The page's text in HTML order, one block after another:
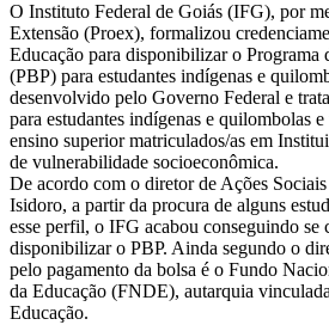
O Instituto Federal de Goiás (IFG), por
Extensão (Proex), formalizou
Educação para disponibilizar o Programa
(PBP) para estudantes indígenas e
desenvolvido pelo Governo Federal e
para estudantes indígenas e quilombolas
ensino superior matriculados/as em
de vulnerabilidade socioeconômica.
De acordo com o diretor de Ações
Isidoro, a partir da procura de alguns
esse perfil, o IFG acabou conseguindo se
disponibilizar o PBP. Ainda segundo o
pelo pagamento da bolsa é o Fundo
da Educação (FNDE), autarquia
Educação.